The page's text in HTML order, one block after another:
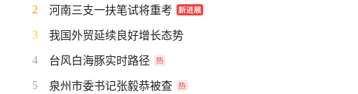
2 河南三支一扶笔试将重考
3 我国外贸延续良好增长态势
4 台风白海豚实时路径
5 泉州市委书记张毅恭被查